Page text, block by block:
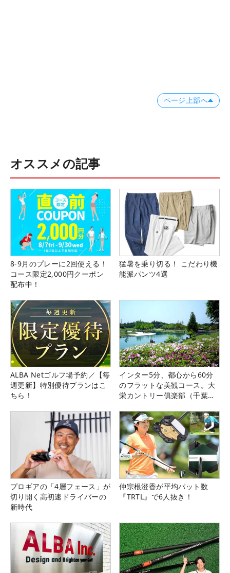
ページ上部へ
オススメの記事
8-9月のプレーに2回使える！
コース限定2,000円クーポン
配布中！
猛暑を乗り切る！ こだわり機
能派パンツ4選
ALBA Netゴルフ場予約／【毎
週更新】特別優待プランはこ
ちら！
インター5分、都心から60分
のフラットな美観コース。大
栄カントリー俱楽部（千葉
プロギアの「4層フェース」が
切り開く高初速ドライバーの
新時代
仲宗根澄香が平均パット数
『TRTL』で6人抜き！